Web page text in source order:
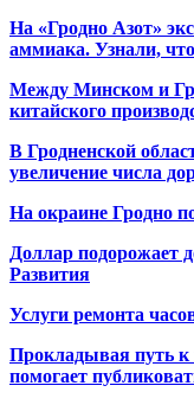
На «Гродно Азот»
аммиака. Узнали,
Между Минском и
китайского
В Гродненской
увеличение числа
На окраине Гродно
Доллар подорожает
Развития
Услуги ремонта
Прокладывая путь к
помогает